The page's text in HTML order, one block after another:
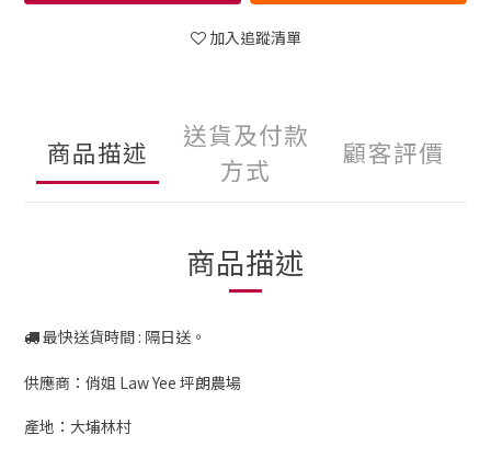
加入追蹤清單
商品描述
送貨及付款
方式
顧客評價
商品描述
最快送貨時間 : 隔日送。
供應商：俏姐 Law Yee 坪朗農場
產地：大埔林村